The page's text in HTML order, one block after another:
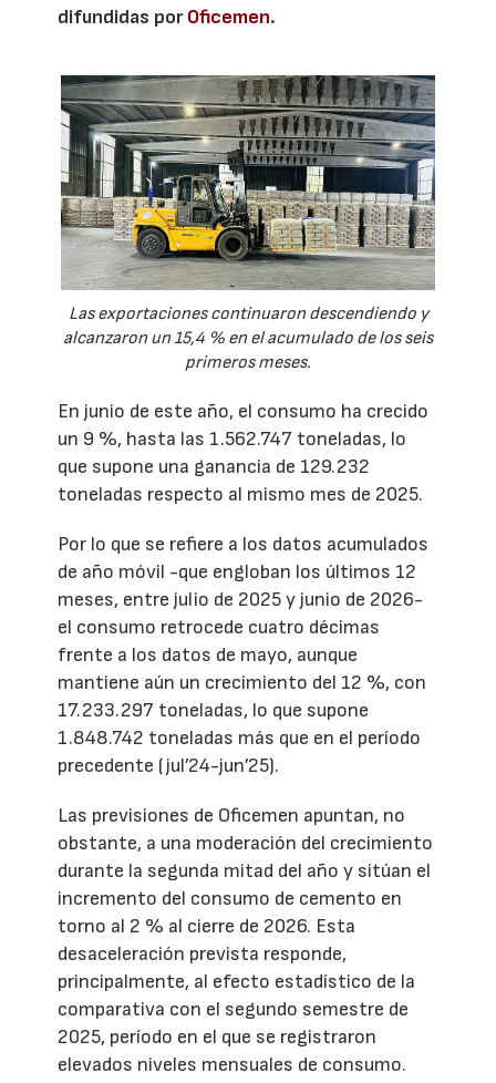
difundidas porOficemen.
Las exportaciones continuaron descendiendo y
alcanzaron un 15,4 % en el acumulado de los seis
primeros meses.
En junio de este año, el consumo ha crecido
un 9 %, hasta las 1.562.747 toneladas, lo
que supone una ganancia de 129.232
toneladas respecto al mismo mes de 2025.
Por lo que se refiere a los datos acumulados
de año móvil -que engloban los últimos 12
meses, entre julio de 2025 y junio de 2026-
el consumo retrocede cuatro décimas
frente a los datos de mayo, aunque
mantiene aún un crecimiento del 12 %, con
17.233.297 toneladas, lo que supone
1.848.742 toneladas más que en el período
precedente (jul’24-jun’25).
Las previsiones de Oficemen apuntan, no
obstante, a una moderación del crecimiento
durante la segunda mitad del año y sitúan el
incremento del consumo de cemento en
torno al 2 % al cierre de 2026. Esta
desaceleración prevista responde,
principalmente, al efecto estadístico de la
comparativa con el segundo semestre de
2025, período en el que se registraron
elevados niveles mensuales de consumo.